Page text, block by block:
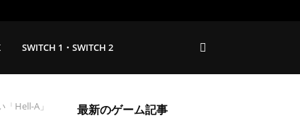
SWITCH 1・SWITCH 2
Hell-A」
最新のゲーム記事